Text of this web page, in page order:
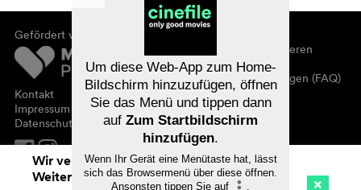
Gefördert von
Kontakt
Impressum
Datenschutz
Registrieren/abonnieren
Newsletter
Häufig gestellte Fragen (FAQ)
Gutscheine
Wir verwenden Cookies. Mit dem
Weitersurfen auf cinefile.ch stimmen Sie
Um diese Web-App zum Home-
Bildschirm hinzuzufügen, öffnen
Sie das Menü und tippen dann
auf Zum Startbildschirm
hinzufügen.
Wenn Ihr Gerät eine Menütaste hat, lässt
sich das Browsermenü über diese öffnen.
Ansonsten tippen Sie auf
.